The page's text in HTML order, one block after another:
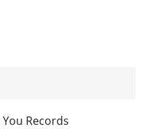
Records